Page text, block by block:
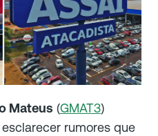
Mateus (GMAT3)
rumores que